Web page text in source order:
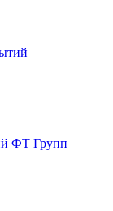
ФТ Групп